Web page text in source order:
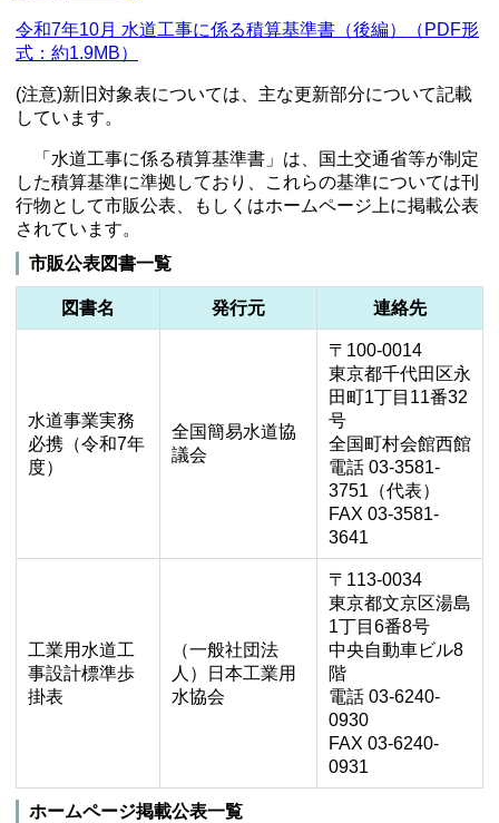
令和7年10月 水道工事に係る積算基準書（後編）（PDF形
式：約1.9MB）
(注意)新旧対象表については、主な更新部分について記載
しています。
「水道工事に係る積算基準書」は、国土交通省等が制定
した積算基準に準拠しており、これらの基準については刊
行物として市販公表、もしくはホームページ上に掲載公表
されています。
市販公表図書一覧
図書名 発行元 連絡先
水道事業実務
必携（令和7年
度）
全国簡易水道協
議会
〒100-0014
東京都千代田区永
田町1丁目11番32
号
全国町村会館西館
電話 03-3581-
3751（代表）
FAX 03-3581-
3641
工業用水道工
事設計標準歩
掛表
（一般社団法
人）日本工業用
水協会
〒113-0034
東京都文京区湯島
1丁目6番8号
中央自動車ビル8
階
電話 03-6240-
0930
FAX 03-6240-
0931
ホームページ掲載公表一覧